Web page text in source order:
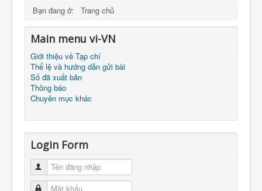
Bạn đang ở: Trang chủ
Main menu vi-VN
Giới thiệu về Tạp chí
Thể lệ và hướng dẫn gửi bài
Số đã xuất bản
Thông báo
Chuyên mục khác
Login Form
Tên đăng nhập
Mật khẩu